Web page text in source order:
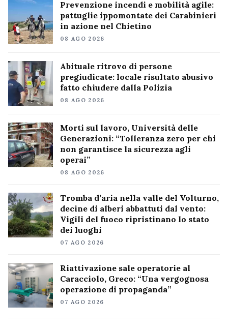
Prevenzione incendi e mobilità agile:
pattuglie ippomontate dei Carabinieri
in azione nel Chietino
08 AGO 2026
Abituale ritrovo di persone
pregiudicate: locale risultato abusivo
fatto chiudere dalla Polizia
08 AGO 2026
Morti sul lavoro, Università delle
Generazioni: “Tolleranza zero per chi
non garantisce la sicurezza agli
operai”
08 AGO 2026
Tromba d’aria nella valle del Volturno,
decine di alberi abbattuti dal vento:
Vigili del fuoco ripristinano lo stato
dei luoghi
07 AGO 2026
Riattivazione sale operatorie al
Caracciolo, Greco: “Una vergognosa
operazione di propaganda”
07 AGO 2026